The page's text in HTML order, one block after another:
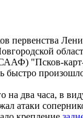
первенства
"Псков-карт-
два часа, в
атаки